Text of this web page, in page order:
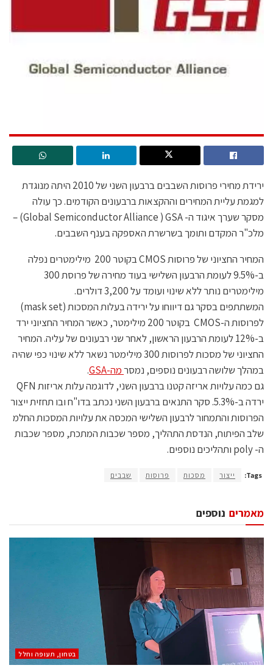
ירידת מחירי פרוסות השבבים ברבעון השני של 2010 היתה מנוגדת
למגמת עליית המחירים וההקצאות ברבעונים הקודמים. כך עולה
מסקר שערך איגוד ה- Global Semiconductor Alliance ) GSA) –
מלכ"ר המקדם ותומך בשרשרת האספקה בענף השבבים.
המחיר החציוני של פרוסות CMOS בקוטר 200 מילימטרים נפלה
ב-9.5% לעומת הרבעון השלישי בעוד מחירה של פרוסת 300
מילימטרים נותר ללא שינוי ועומד על 3,200 דולרים.
המשתתפים בסקר גם דיווחו על ירידה בעלות המסכות (mask set)
לפרוסות ה-CMOS בקוטר 200 מילימטר, כאשר המחיר החציוני ירד
ב-12% לעומת הרבעון הראשון, לאחר שני רבעונים של עליה. המחיר
החציוני של מסכות לפרוסות 300 מילימטר נשאר ללא שינוי כפי שהיה
במהלך שלושה רבעונים נוספים, נמסרמה-GSA
.
גם כמה עלויות אריזה קטנו ברבעון השני, לדוגמה עלות אריזות QFN
ירדה ב-5.3%. סקר התנאים ברבעון השני נכתב בדו"ח ובו תחזית ייצור
הפרוסות והתמחור לרבעון השלישי המכסה את עלויות המסכות החלמ
שלב הפיתוח, הנדסת התהליך, מספר שכבות המתכת, מספר שכבות
ה- poly ותהליכים נוספים.
Tags: ייצור מסכות פרוסות שבבים
נוספים מאמרים
בטחון, תעופה וחלל